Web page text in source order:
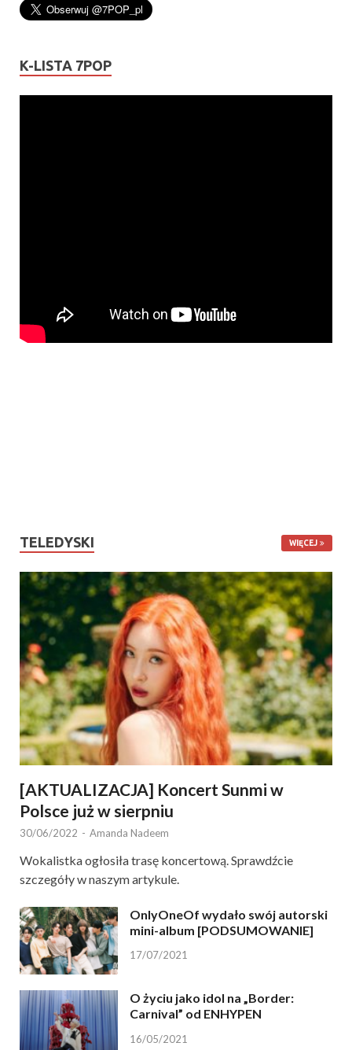
K-LISTA 7POP
TELEDYSKI WIĘCEJ
[AKTUALIZACJA] Koncert Sunmi w
Polsce już w sierpniu
30/06/2022 - Amanda Nadeem
Wokalistka ogłosiła trasę koncertową. Sprawdźcie
szczegóły w naszym artykule.
OnlyOneOf wydało swój autorski
mini-album [PODSUMOWANIE]
17/07/2021
O życiu jako idol na „Border:
Carnival” od ENHYPEN
16/05/2021